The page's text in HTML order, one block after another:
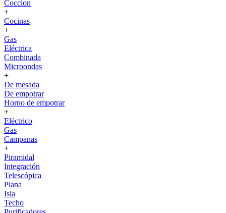
Coccion
+
Cocinas
+
Gas
Eléctrica
Combinada
Microondas
+
De mesada
De empotrar
Horno de empotrar
+
Eléctrico
Gas
Campanas
+
Piramidal
Integración
Telescópica
Plana
Isla
Techo